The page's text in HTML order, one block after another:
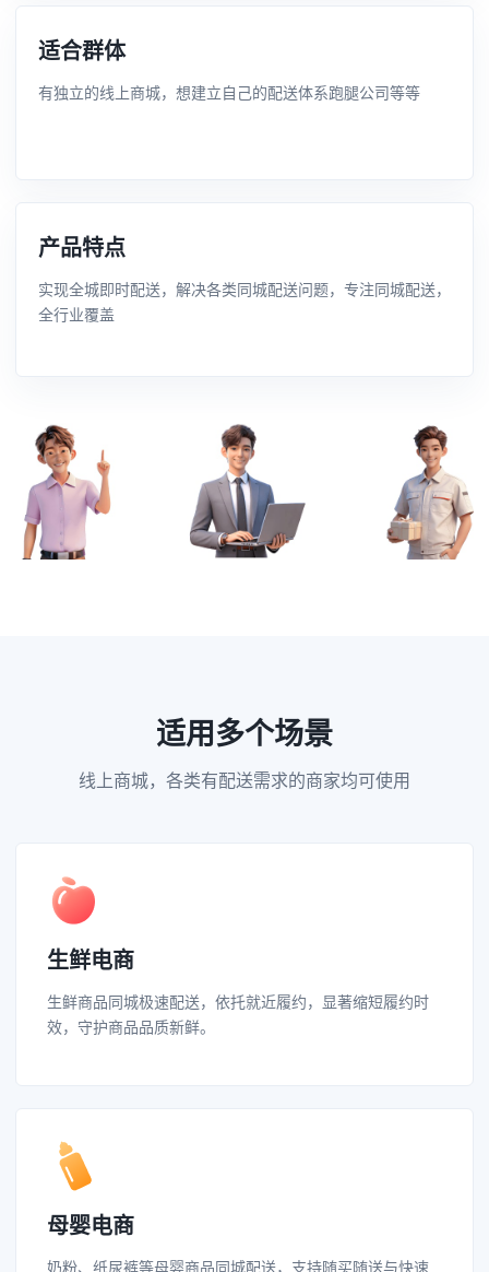
适合群体
有独立的线上商城，想建立自己的配送体系跑腿公司等等
产品特点
实现全城即时配送，解决各类同城配送问题，专注同城配送，
全行业覆盖
适用多个场景
线上商城，各类有配送需求的商家均可使用
生鲜电商
生鲜商品同城极速配送，依托就近履约，显著缩短履约时
效，守护商品品质新鲜。
母婴电商
奶粉、纸尿裤等母婴商品同城配送，支持随买随送与快速